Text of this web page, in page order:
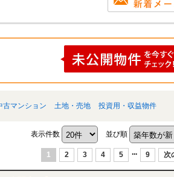
古マンション 土地・売地 投資用・収益物件
表示件数 並び順
1 2 3 4 5 ... 9 次